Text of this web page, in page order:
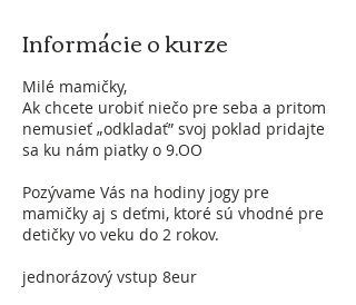
Informácie o kurze
Milé mamičky,
Ak chcete urobiť niečo pre seba a pritom
nemusieť „odkladať” svoj poklad pridajte
sa ku nám piatky o 9.OO
Pozývame Vás na hodiny jogy pre
mamičky aj s deťmi, ktoré sú vhodné pre
detičky vo veku do 2 rokov.
jednorázový vstup 8eur